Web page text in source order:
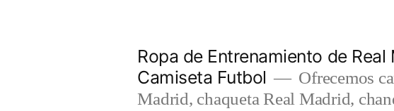
Ropa de Entrenamiento de
Camiseta Futbol
Ofrecemos
Madrid, chaqueta Real Madrid,